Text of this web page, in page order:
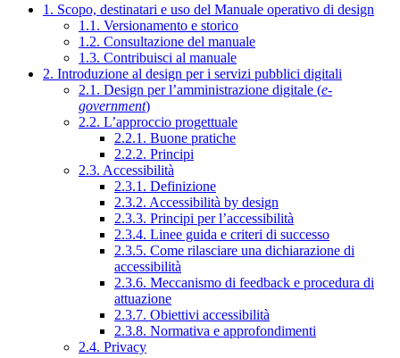
1. Scopo, destinatari e uso del Manuale operativo di design
1.1. Versionamento e storico
1.2. Consultazione del manuale
1.3. Contribuisci al manuale
2. Introduzione al design per i servizi pubblici digitali
2.1. Design per l’amministrazione digitale (e-
government)
2.2. L’approccio progettuale
2.2.1. Buone pratiche
2.2.2. Principi
2.3. Accessibilità
2.3.1. Definizione
2.3.2. Accessibilità by design
2.3.3. Principi per l’accessibilità
2.3.4. Linee guida e criteri di successo
2.3.5. Come rilasciare una dichiarazione di
accessibilità
2.3.6. Meccanismo di feedback e procedura di
attuazione
2.3.7. Obiettivi accessibilità
2.3.8. Normativa e approfondimenti
2.4. Privacy